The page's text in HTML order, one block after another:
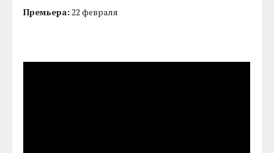
Премьера: 22 февраля